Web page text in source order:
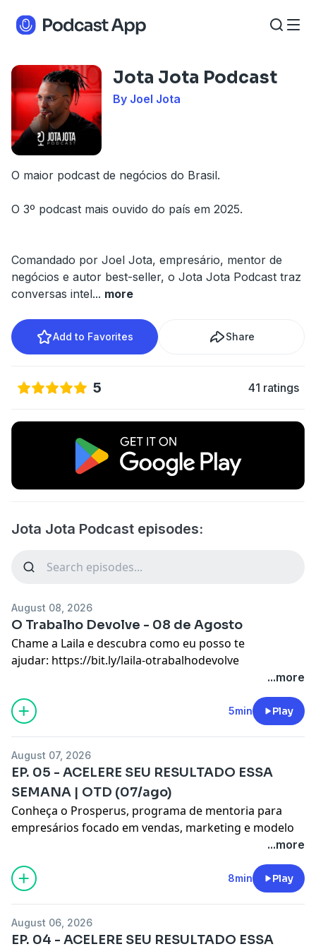
Jota Jota Podcast
By Joel Jota
O maior podcast de negócios do Brasil.
O 3º podcast mais ouvido do país em 2025.
Comandado por Joel Jota, empresário, mentor de
negócios e autor best-seller, o Jota Jota Podcast traz
conversas intel... more
Add to Favorites Share
5 41 ratings
Jota Jota Podcast episodes:
August 08, 2026
O Trabalho Devolve - 08 de Agosto
Chame a Laila e descubra como eu posso te
ajudar: https://bit.ly/laila-otrabalhodevolve
Se você tivesse 15 minutos por dia, o que mudaria na
sua vida? 📘 O Trabalho Devolve já está disponível
👉🏾https://amzn.to/4am6PH5
8 de agosto.
Combinou? Cumpra.
Falou que vai fazer? Faça!
Pare de colocar a culpa no atraso, nas circunstâncias
ou nas dificuldades. Compromisso também é fazer o
que precisa ser feito quando fica desconfortável.
Porque esforço, medo, cansaço e dor fazem parte da
vida.
📲 Siga:
...more
5min Play
August 07, 2026
EP. 05 - ACELERE SEU RESULTADO ESSA
SEMANA | OTD (07/ago)
Conheça o Prosperus, programa de mentoria para
empresários focado em vendas, marketing e modelo
7 de agosto.
Os 5 Passos da Máxima Performance.
Para encerrar a série, uma reflexão sobre os cinco
...more
8min Play
August 06, 2026
EP. 04 - ACELERE SEU RESULTADO ESSA